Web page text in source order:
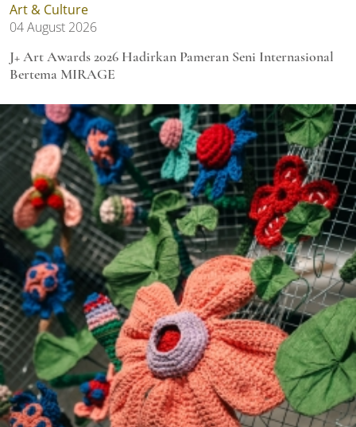
Art & Culture
04 August 2026
J+ Art Awards 2026 Hadirkan Pameran Seni Internasional
Bertema MIRAGE